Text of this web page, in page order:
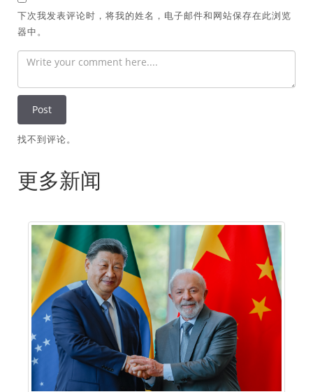
下次我发表评论时，将我的姓名，电子邮件和网站保存在此浏览
器中。
找不到评论。
更多新闻